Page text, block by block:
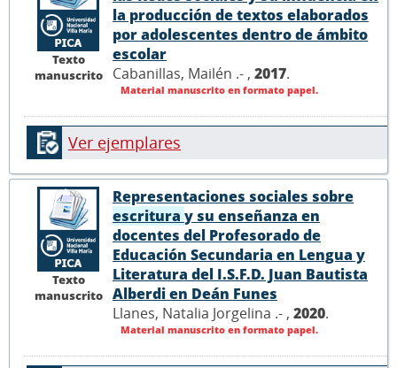
Texto
manuscrito
la producción de textos elaborados
por adolescentes dentro de ámbito
escolar
Cabanillas, Mailén .- , 2017.
Material manuscrito en formato papel.
Ver ejemplares
Texto
manuscrito
Representaciones sociales sobre
escritura y su enseñanza en
docentes del Profesorado de
Educación Secundaria en Lengua y
Literatura del I.S.F.D. Juan Bautista
Alberdi en Deán Funes
Llanes, Natalia Jorgelina .- , 2020.
Material manuscrito en formato papel.